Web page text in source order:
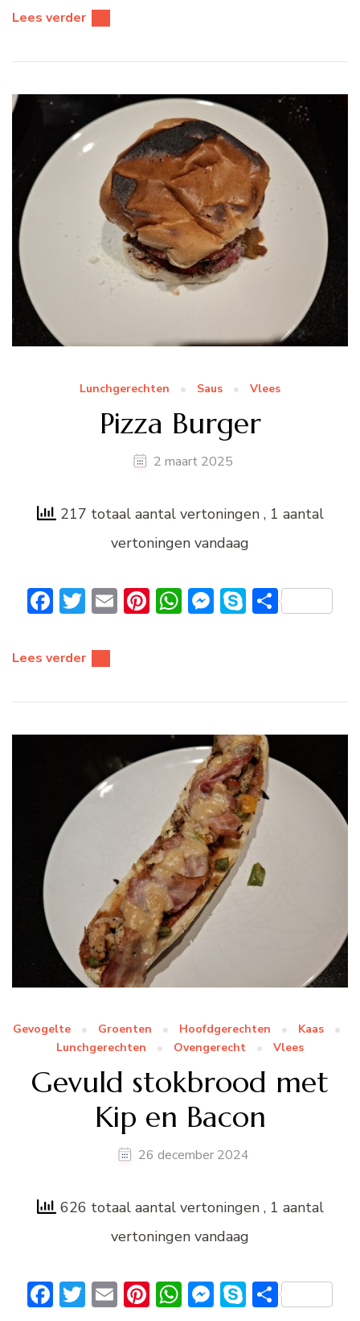
Lees verder
Lunchgerechten Saus Vlees
Pizza Burger
2 maart 2025
217 totaal aantal vertoningen , 1 aantal
vertoningen vandaag
Facebook
Twitter
EmailPinterest
WhatsApp
Messenger
Skype
Delen
Lees verder
Gevogelte Groenten Hoofdgerechten
Kaas
Lunchgerechten
Ovengerecht Vlees
Gevuld stokbrood met
Kip en Bacon
26 december 2024
626 totaal aantal vertoningen , 1 aantal
vertoningen vandaag
Facebook
Twitter
EmailPinterest
WhatsApp
Messenger
Skype
Delen